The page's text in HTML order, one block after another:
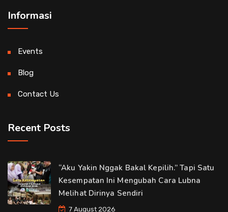
Informasi
Events
Blog
Contact Us
Recent Posts
“Aku Yakin Nggak Bakal Kepilih.” Tapi Satu
Kesempatan Ini Mengubah Cara Lubna
Melihat Dirinya Sendiri
7 August 2026